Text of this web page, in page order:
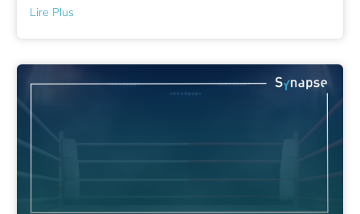
Lire Plus